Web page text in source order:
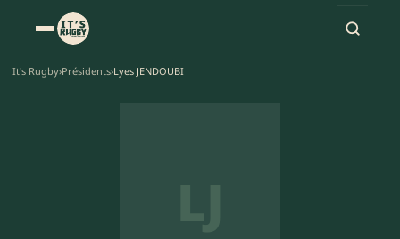
It's Rugby›Présidents›Lyes JENDOUBI
LJ